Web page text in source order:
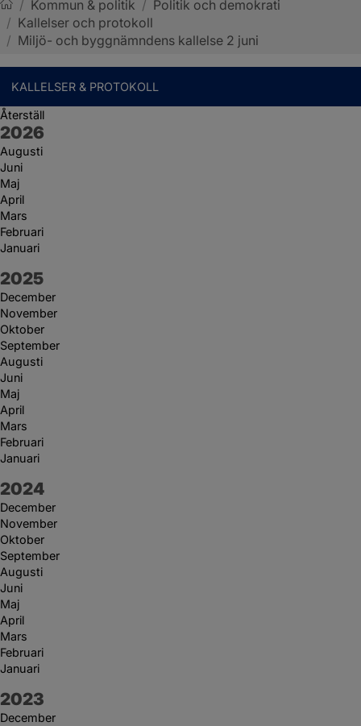
Sotenäs kommun
/ Kommun & politik / Politik och demokrati
/ Kallelser och protokoll
/ Miljö- och byggnämndens kallelse 2 juni
KALLELSER & PROTOKOLL
Återställ
År:
2026
Augusti
Juni
Maj
April
Mars
Februari
Januari
År:
2025
December
November
Oktober
September
Augusti
Juni
Maj
April
Mars
Februari
Januari
År:
2024
December
November
Oktober
September
Augusti
Juni
Maj
April
Mars
Februari
Januari
År:
2023
December